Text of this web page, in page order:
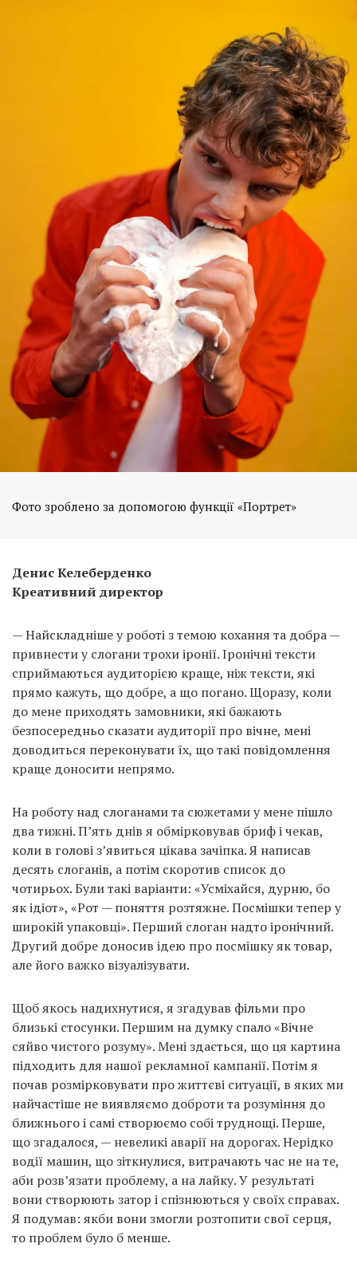
Фото зроблено за допомогою функції «Портрет»
Денис Келеберденко
Креативний директор
— Найскладніше у роботі з темою кохання та добра —
привнести у слогани трохи іронії. Іронічні тексти
сприймаються аудиторією краще, ніж тексти, які
прямо кажуть, що добре, а що погано. Щоразу, коли
до мене приходять замовники, які бажають
безпосередньо сказати аудиторії про вічне, мені
доводиться переконувати їх, що такі повідомлення
краще доносити непрямо.
На роботу над слоганами та сюжетами у мене пішло
два тижні. П’ять днів я обмірковував бриф і чекав,
коли в голові з’явиться цікава зачіпка. Я написав
десять слоганів, а потім скоротив список до
чотирьох. Були такі варіанти: «Усміхайся, дурню, бо
як ідіот», «Рот — поняття розтяжне. Посмішки тепер у
широкій упаковці». Перший слоган надто іронічний.
Другий добре доносив ідею про посмішку як товар,
але його важко візуалізувати.
Щоб якось надихнутися, я згадував фільми про
близькі стосунки. Першим на думку спало «Вічне
сяйво чистого розуму». Мені здається, що ця картина
підходить для нашої рекламної кампанії. Потім я
почав розмірковувати про життєві ситуації, в яких ми
найчастіше не виявляємо доброти та розуміння до
ближнього і самі створюємо собі труднощі. Перше,
що згадалося, — невеликі аварії на дорогах. Нерідко
водії машин, що зіткнулися, витрачають час не на те,
аби розв’язати проблему, а на лайку. У результаті
вони створюють затор і спізнюються у своїх справах.
Я подумав: якби вони змогли розтопити свої серця,
то проблем було б менше.